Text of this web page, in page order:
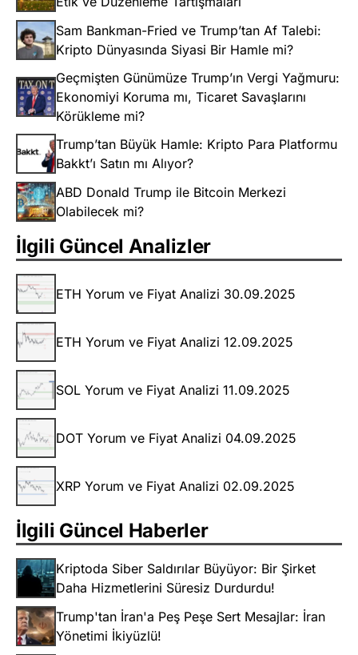
Sam Bankman-Fried ve Trump’tan Af Talebi:
Kripto Dünyasında Siyasi Bir Hamle mi?
Geçmişten Günümüze Trump’ın Vergi Yağmuru:
Ekonomiyi Koruma mı, Ticaret Savaşlarını
Körükleme mi?
Trump’tan Büyük Hamle: Kripto Para Platformu
Bakkt’ı Satın mı Alıyor?
ABD Donald Trump ile Bitcoin Merkezi
Olabilecek mi?
İlgili Güncel Analizler
ETH Yorum ve Fiyat Analizi 30.09.2025
ETH Yorum ve Fiyat Analizi 12.09.2025
SOL Yorum ve Fiyat Analizi 11.09.2025
DOT Yorum ve Fiyat Analizi 04.09.2025
XRP Yorum ve Fiyat Analizi 02.09.2025
İlgili Güncel Haberler
Kriptoda Siber Saldırılar Büyüyor: Bir Şirket
Daha Hizmetlerini Süresiz Durdurdu!
Trump'tan İran'a Peş Peşe Sert Mesajlar: İran
Yönetimi İkiyüzlü!